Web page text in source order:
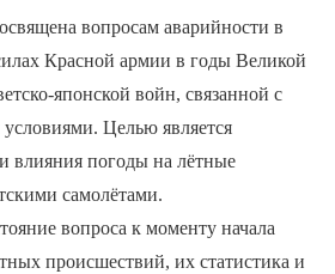
вопросам аварийности в
Красной армии в годы Великой
японской войн, связанной с
Целью является
влияния погоды на лётные
самолётами.
вопроса к моменту начала
происшествий, их статистика и